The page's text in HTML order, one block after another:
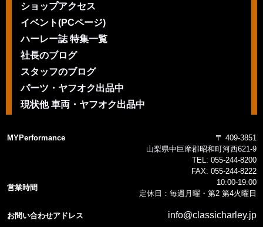
ショップアクセス
イベント(PCページ)
ハーレー誌 特集一覧
社長のブログ
スタッフのブログ
パーツ・ヤフオク出品中
現状他 車両・ヤフオク出品中
MYPerformance
〒 409-3851
山梨県中巨摩郡昭和町河西621-9
TEL: 055-244-8200
FAX: 055-244-8222
営業時間
10:00-19:00
定休日：毎週月曜・第2 第4火曜日
お問い合わせアドレス info@classicharley.jp